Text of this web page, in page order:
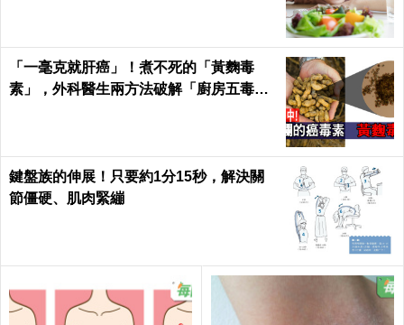
「一毫克就肝癌」！煮不死的「黃麴毒
素」，外科醫生兩方法破解「廚房五毒
鍵盤族的伸展！只要約1分15秒，解決關
節僵硬、肌肉緊繃